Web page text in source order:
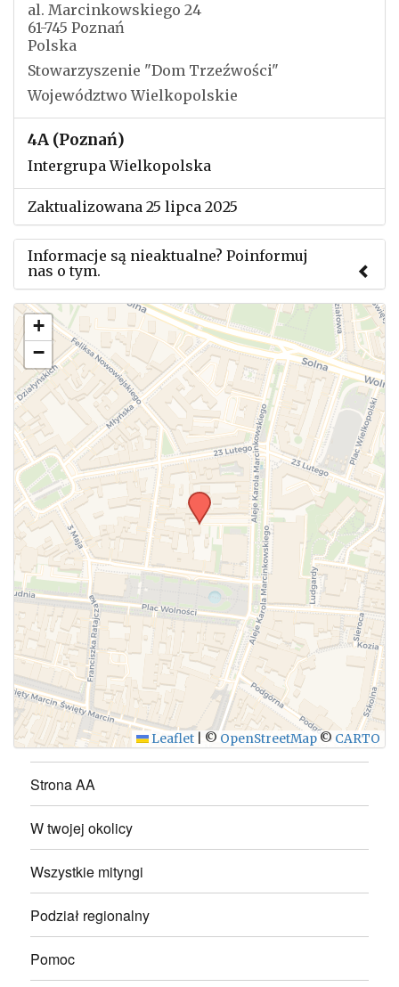
al. Marcinkowskiego 24
61-745 Poznań
Polska
Stowarzyszenie "Dom Trzeźwości"
Województwo Wielkopolskie
4A (Poznań)
Intergrupa Wielkopolska
Zaktualizowana 25 lipca 2025
Informacje są nieaktualne? Poinformuj
nas o tym.
Użyj tego formularza aby przesłać informację o
zmianach w powyższym mityngu.
WYŚLIJ
+
−
Leaflet © OpenStreetMap © CARTO
Strona AA
W twojej okolicy
Wszystkie mityngi
Podział regionalny
Pomoc